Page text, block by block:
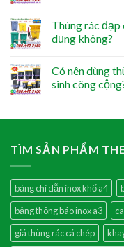
Thùng rác đạp
dụng không?
Có nên dùng
sinh công
TÌM SẢN PHẨM
bảng chỉ dẫn inox khổ a4
bảng thông báo inox a3
giá thùng rác cá chép